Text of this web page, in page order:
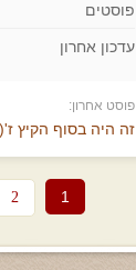
פוסטים
עדכון אחרון
פוסט אחרון:
זה היה בסוף הקיץ
1
2